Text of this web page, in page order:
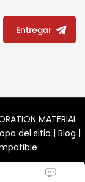
Entregar
MATERIAL
del sitio | Blog |